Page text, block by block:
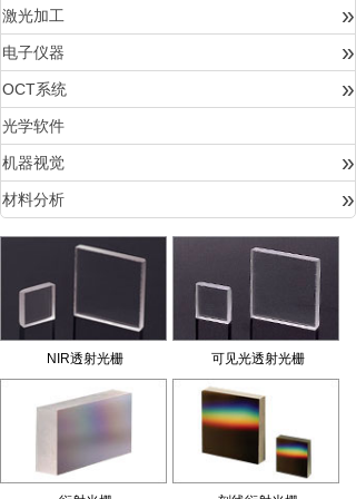
激光加工 »
电子仪器 »
OCT系统 »
光学软件
机器视觉 »
材料分析 »
NIR透射光栅 可见光透射光栅